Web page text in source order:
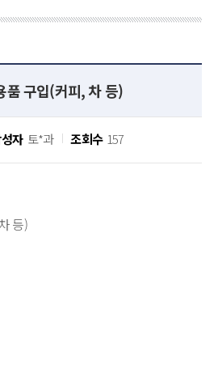
품 구입(커피, 차 등)
자 토*과 조회수 157